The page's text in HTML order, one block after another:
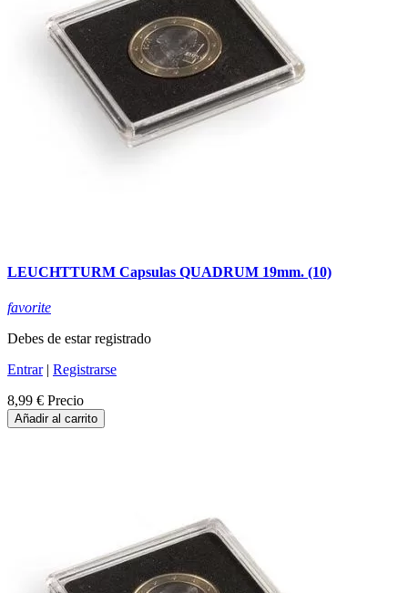
LEUCHTTURM Capsulas QUADRUM 19mm. (10)
favorite
Debes de estar registrado
Entrar| Registrarse
8,99 € Precio
Añadir al carrito